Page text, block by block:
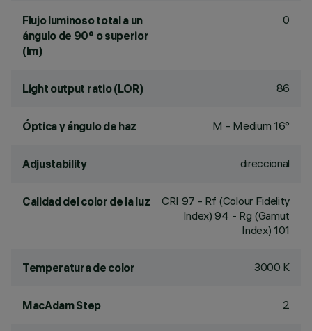
Flujo luminoso total a un
ángulo de 90° o superior
(lm)
0
Light output ratio (LOR) 86
Óptica y ángulo de haz M - Medium 16°
Adjustability direccional
Calidad del color de la luz CRI 97 - Rf (Colour Fidelity
Index) 94 - Rg (Gamut
Index) 101
Temperatura de color 3000 K
MacAdam Step 2